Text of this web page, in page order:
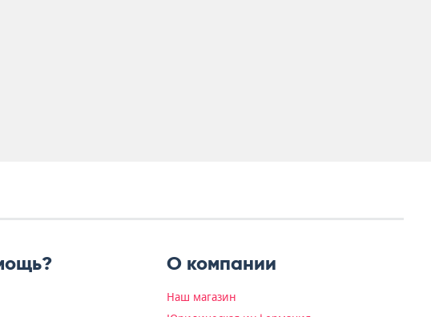
О компании
Наш магазин